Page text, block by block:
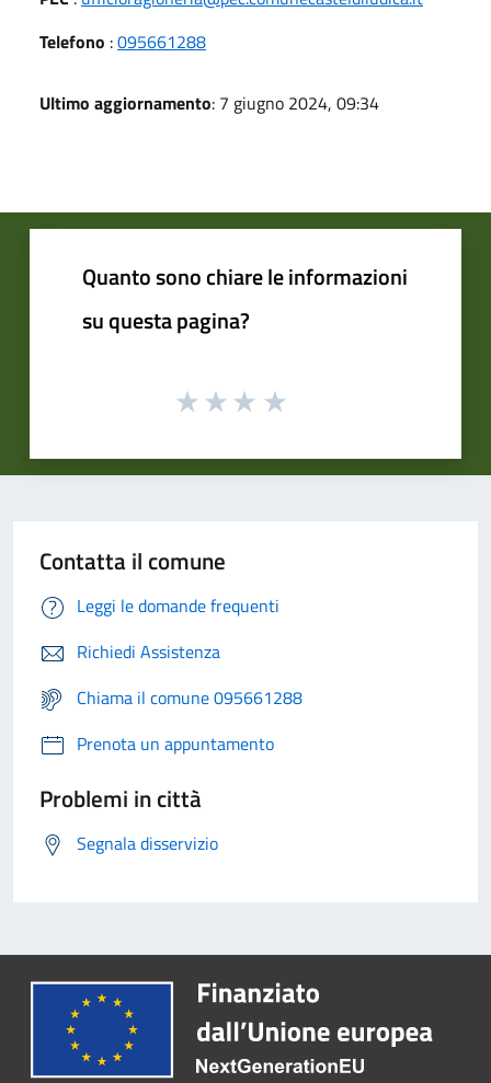
Telefono :095661288
Ultimo aggiornamento: 7 giugno 2024, 09:34
Quanto sono chiare le informazioni
su questa pagina?
Contatta il comune
Leggi le domande frequenti
Richiedi Assistenza
Chiama il comune 095661288
Prenota un appuntamento
Problemi in città
Segnala disservizio